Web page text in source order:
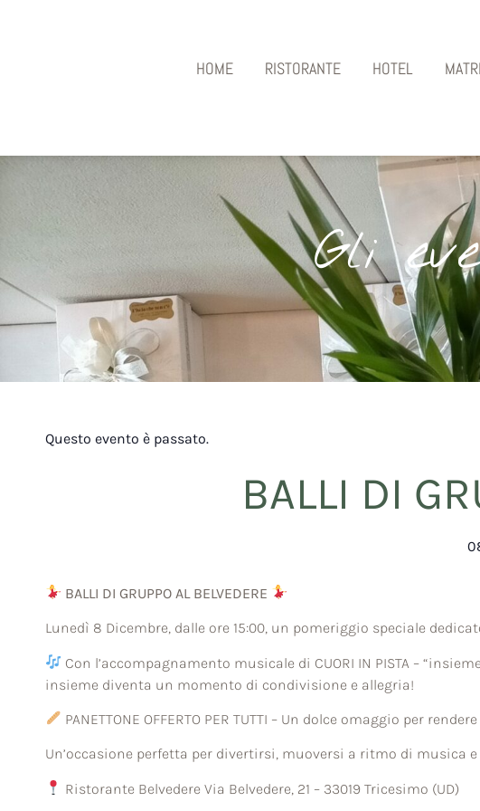
HOME RISTORANTE HOTEL
Gli
Questo evento è passato.
BALLI DI
BALLI DI GRUPPO AL BELVEDERE
Lunedì 8 Dicembre, dalle ore 15:00, un pomeriggio speciale
Con l’accompagnamento musicale di CUORI IN PISTA –
insieme diventa un momento di condivisione e allegria!
PANETTONE OFFERTO PER TUTTI – Un dolce omaggio per
Un’occasione perfetta per divertirsi, muoversi a ritmo di musica
Ristorante Belvedere Via Belvedere, 21 – 33019 Tricesimo (UD)